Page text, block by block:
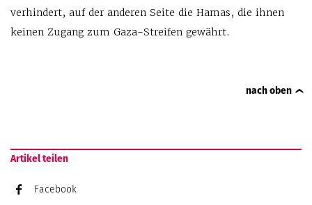
verhindert, auf der anderen Seite die Hamas, die ihnen
keinen Zugang zum Gaza-Streifen gewährt.
nach oben
Artikel teilen
Facebook